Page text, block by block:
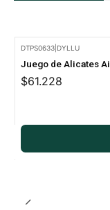
DTPS0633 DYLLU
Juego de Alicates
$61.228